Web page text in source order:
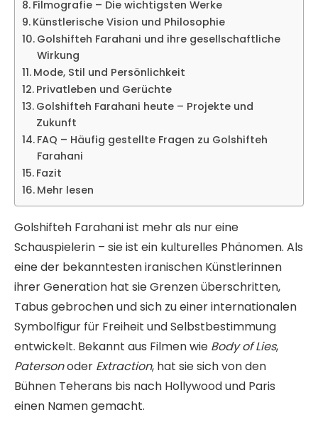
Filmografie – Die wichtigsten Werke
Künstlerische Vision und Philosophie
Golshifteh Farahani und ihre gesellschaftliche
Wirkung
Mode, Stil und Persönlichkeit
Privatleben und Gerüchte
Golshifteh Farahani heute – Projekte und
Zukunft
FAQ – Häufig gestellte Fragen zu Golshifteh
Farahani
Fazit
Mehr lesen
Golshifteh Farahani ist mehr als nur eine
Schauspielerin – sie ist ein kulturelles Phänomen. Als
eine der bekanntesten iranischen Künstlerinnen
ihrer Generation hat sie Grenzen überschritten,
Tabus gebrochen und sich zu einer internationalen
Symbolfigur für Freiheit und Selbstbestimmung
entwickelt. Bekannt aus Filmen wie Body of Lies,
Patersonoder Extraction, hat sie sich von den
Bühnen Teherans bis nach Hollywood und Paris
einen Namen gemacht.